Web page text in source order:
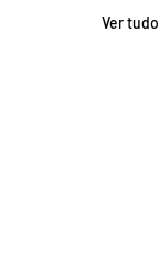
Ver tudo